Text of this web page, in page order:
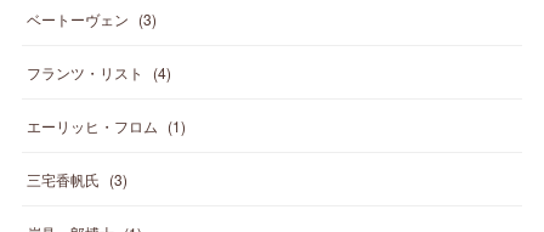
ベートーヴェン (3)
フランツ・リスト (4)
エーリッヒ・フロム (1)
三宅香帆氏 (3)